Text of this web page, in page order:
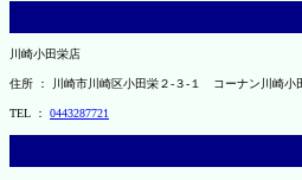
川崎小田栄店
住所 ： 川崎市川崎区小田栄２‐３‐１ コーナン川崎小
TEL ： 0443287721